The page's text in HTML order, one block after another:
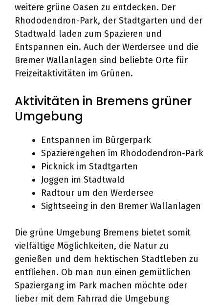
weitere grüne Oasen zu entdecken. Der
Rhododendron-Park, der Stadtgarten und der
Stadtwald laden zum Spazieren und
Entspannen ein. Auch der Werdersee und die
Bremer Wallanlagen sind beliebte Orte für
Freizeitaktivitäten im Grünen.
Aktivitäten in Bremens grüner
Umgebung
Entspannen im Bürgerpark
Spazierengehen im Rhododendron-Park
Picknick im Stadtgarten
Joggen im Stadtwald
Radtour um den Werdersee
Sightseeing in den Bremer Wallanlagen
Die grüne Umgebung Bremens bietet somit
vielfältige Möglichkeiten, die Natur zu
genießen und dem hektischen Stadtleben zu
entfliehen. Ob man nun einen gemütlichen
Spaziergang im Park machen möchte oder
lieber mit dem Fahrrad die Umgebung